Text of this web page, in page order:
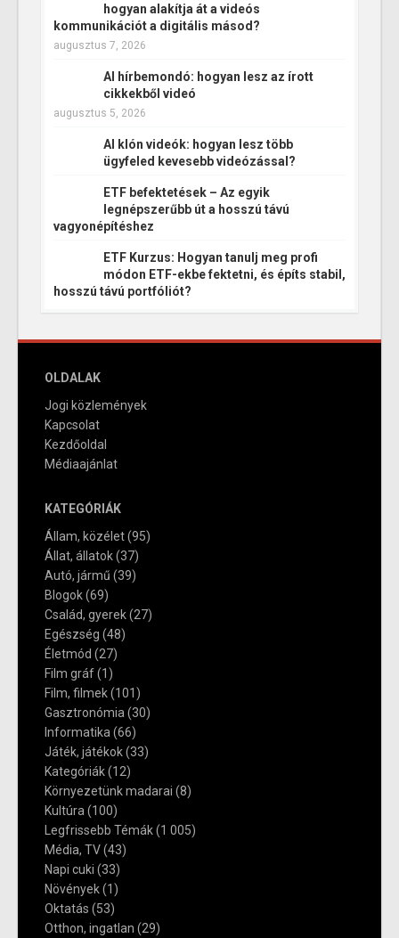
hogyan alakítja át a videós
kommunikációt a digitális másod?
augusztus 7, 2026
AI hírbemondó: hogyan lesz az írott
cikkekből videó
augusztus 5, 2026
AI klón videók: hogyan lesz több
ügyfeled kevesebb videózással?
ETF befektetések – Az egyik
legnépszerűbb út a hosszú távú
vagyonépítéshez
ETF Kurzus: Hogyan tanulj meg profi
módon ETF-ekbe fektetni, és építs stabil,
hosszú távú portfóliót?
OLDALAK
Jogi közlemények
Kapcsolat
Kezdőoldal
Médiaajánlat
KATEGÓRIÁK
Állam, közélet(95)
Állat, állatok(37)
Autó, jármű (39)
Blogok(69)
Család, gyerek(27)
Egészség (48)
Életmód (27)
Film gráf(1)
Film, filmek(101)
Gasztronómia (30)
Informatika (66)
Játék, játékok(33)
Kategóriák(12)
Környezetünk madarai (8)
Kultúra (100)
Legfrissebb Témák(1 005)
Média, TV(43)
Napi cuki (33)
Növények(1)
Oktatás (53)
Otthon, ingatlan (29)